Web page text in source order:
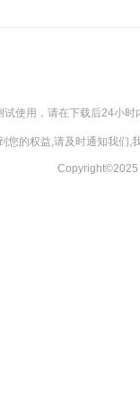
使用，请在下载后24小
您的权益,请及时通知我们,
Copyright©2025